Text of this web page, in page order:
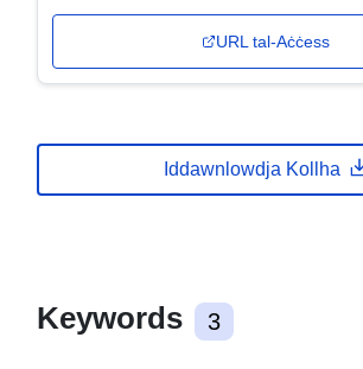
URL tal-Aċċess
Iddawnlowdja Kollha
Keywords 3